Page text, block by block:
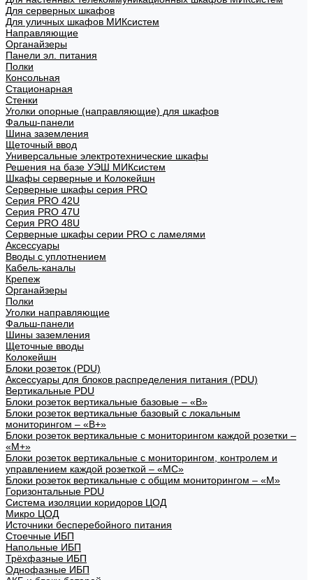
Для серверных шкафов
Для уличных шкафов МИКсистем
Направляющие
Органайзеры
Панели эл. питания
Полки
Консольная
Стационарная
Стенки
Уголки опорные (направляющие) для шкафов
Фальш-панели
Шина заземления
Щеточный ввод
Универсальные электротехнические шкафы
Решения на базе УЭШ МИКсистем
Шкафы серверные и Колокейшн
Серверные шкафы серия PRO
Серия PRO 42U
Серия PRO 47U
Серия PRO 48U
Серверные шкафы серии PRO с ламелями
Аксессуары
Вводы с уплотнением
Кабель-каналы
Крепеж
Органайзеры
Полки
Уголки направляющие
Фальш-панели
Шины заземления
Щеточные вводы
Колокейшн
Блоки розеток (PDU)
Аксессуары для блоков распределения питания (PDU)
Вертикальные PDU
Блоки розеток вертикальные базовые – «В»
Блоки розеток вертикальные базовый с локальным
мониторингом – «В+»
Блоки розеток вертикальные с мониторингом каждой розетки –
«М+»
Блоки розеток вертикальные с мониторингом, контролем и
управлением каждой розеткой – «МС»
Блоки розеток вертикальные с общим мониторингом – «М»
Горизонтальные PDU
Система изоляции коридоров ЦОД
Микро ЦОД
Источники бесперебойного питания
Стоечные ИБП
Напольные ИБП
Трёхфазные ИБП
Однофазные ИБП